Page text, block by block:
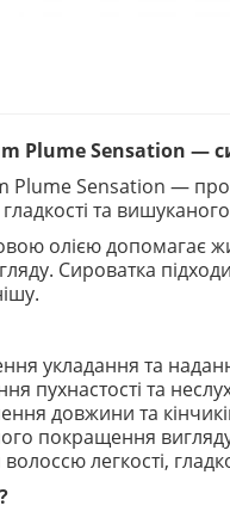
Plume Sensation —
Plume Sensation —
гладкості та
олією допомагає
Сироватка
укладання та
пухнастості та
довжини та
покращення
легкості,